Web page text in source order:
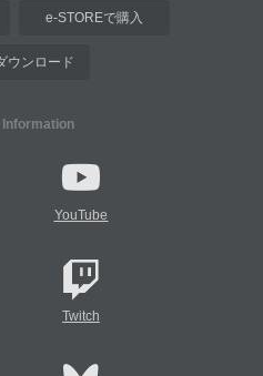
e-STOREで購入
ウンロード
YouTube
Twitch